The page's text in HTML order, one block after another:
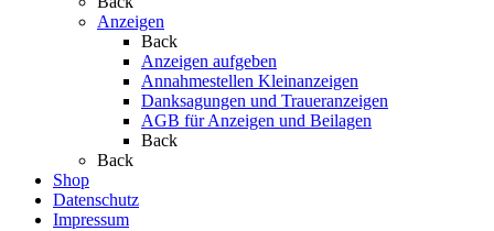
Anzeigen
Back
Anzeigen aufgeben
Annahmestellen Kleinanzeigen
Danksagungen und Traueranzeigen
AGB für Anzeigen und Beilagen
Back
Back
Shop
Datenschutz
Impressum